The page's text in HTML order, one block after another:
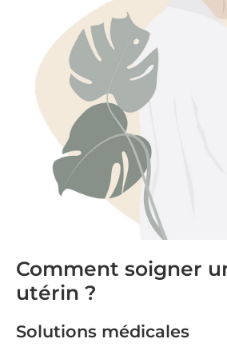
Comment soigner
utérin ?
Solutions médicales